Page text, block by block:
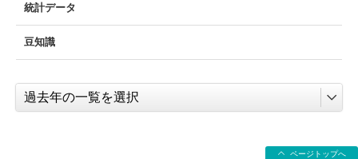
統計データ
豆知識
ページトップへ